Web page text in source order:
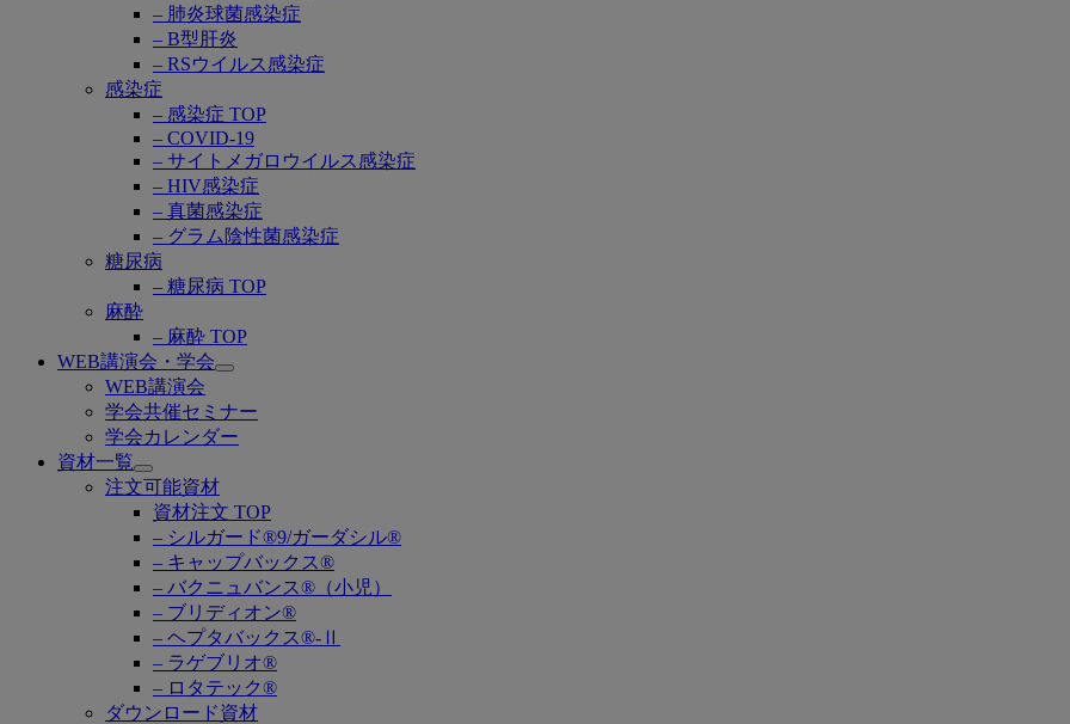
– 肺炎球菌感染症
– B型肝炎
– RSウイルス感染症
感染症
– 感染症 TOP
– COVID-19
– サイトメガロウイルス感染症
– HIV感染症
– 真菌感染症
– グラム陰性菌感染症
糖尿病
– 糖尿病 TOP
麻酔
– 麻酔 TOP
WEB講演会・学会
Open
WEB講演会
学会共催セミナー
学会カレンダー
資材一覧
Open
submenu
注文可能資材
資材注文 TOP
– シルガード®9/ガーダシル®
– キャップバックス®
– バクニュバンス®（小児）
– ブリディオン®
– ヘプタバックス®-Ⅱ
– ラゲブリオ®
– ロタテック®
ダウンロード資材